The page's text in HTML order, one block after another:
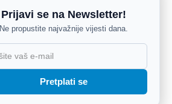
Prijavi se na Newsletter!
Ne propustite najvažnije vijesti dana.
Pretplati se